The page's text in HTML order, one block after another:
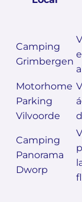
Camping
Grimbergen
Motorhome
Parking
Vilvoorde
Camping
Panorama
Dworp